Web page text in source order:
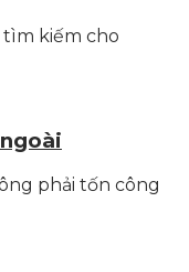
tìm kiếm cho
phải tốn công